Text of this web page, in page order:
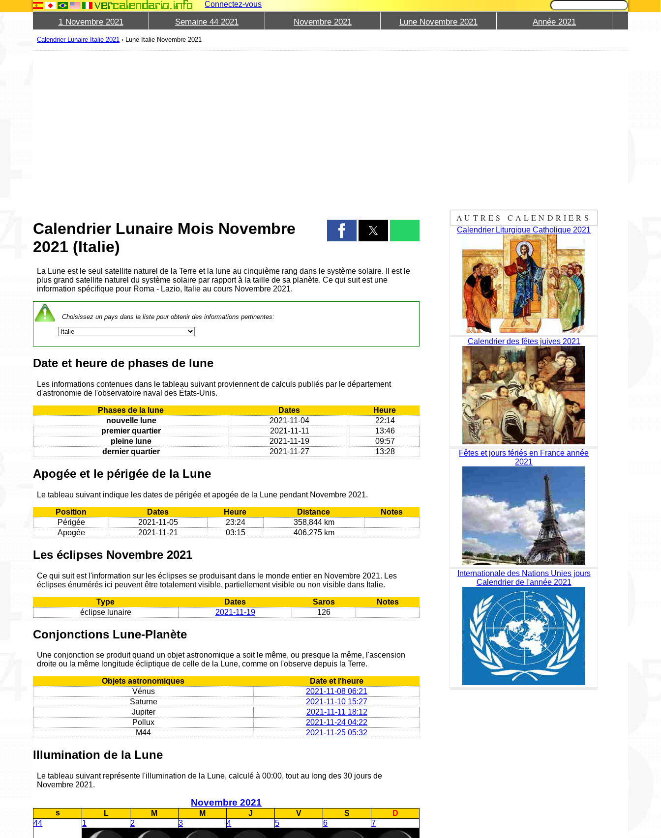
Connectez-vous
1 Novembre 2021 Semaine 44 2021 Novembre 2021 Lune Novembre 2021 Année 2021
Calendrier Lunaire Italie 2021 › Lune Italie Novembre 2021
Calendrier Lunaire Mois Novembre
2021 (Italie)
La Lune est le seul satellite naturel de la Terre et la lune au cinquième rang dans le système solaire. Il est le
plus grand satellite naturel du système solaire par rapport à la taille de sa planète. Ce qui suit est une
information spécifique pour Roma - Lazio, Italie au cours Novembre 2021.
Choisissez un pays dans la liste pour obtenir des informations pertinentes:
Date et heure de phases de lune
Les informations contenues dans le tableau suivant proviennent de calculs publiés par le département
d'astronomie de l'observatoire naval des États-Unis.
Phases de la lune Dates
Heure
nouvelle lune
2021-11-04
22:14
premier quartier
2021-11-11
13:46
pleine lune
2021-11-19
09:57
dernier quartier
2021-11-27 13:28
Apogée et le périgée de la Lune
Le tableau suivant indique les dates de périgée et apogée de la Lune pendant Novembre 2021.
Position Dates Heure Distance
Notes
Périgée
2021-11-05 23:24
358,844 km
Apogée
2021-11-21 03:15 406,275 km
Les éclipses Novembre 2021
Ce qui suit est l'information sur les éclipses se produisant dans le monde entier en Novembre 2021. Les
éclipses énumérés ici peuvent être totalement visible, partiellement visible ou non visible dans Italie.
Type Dates Saros
Notes
éclipse lunaire
2021-11-19 126
Conjonctions Lune-Planète
Une conjonction se produit quand un objet astronomique a soit le même, ou presque la même, l'ascension
droite ou la même longitude écliptique de celle de la Lune, comme on l'observe depuis la Terre.
Objets astronomiques
Date et l'heure
Vénus
2021-11-08 06:21
Saturne
2021-11-10 15:27
Jupiter
2021-11-11 18:12
Pollux
2021-11-24 04:22
M44
2021-11-25 05:32
Illumination de la Lune
Le tableau suivant représente l'illumination de la Lune, calculé à 00:00, tout au long des 30 jours de
Novembre 2021.
Novembre 2021
s L M M J V S
D
44
1 2 3 4 5 6 7
AUTRES CALENDRIERS
Calendrier Liturgique Catholique 2021
Calendrier des fêtes juives 2021
Fêtes et jours fériés en France année
2021
Internationale des Nations Unies jours
Calendrier de l'année 2021